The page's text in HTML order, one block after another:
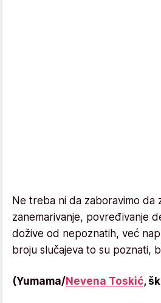
Ne treba ni da zaboravimo da
zanemarivanje, povređivanje
dožive od nepoznatih, već
broju slučajeva to su poznati,
(Yumama/ Nevena Toskić,